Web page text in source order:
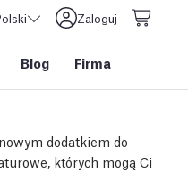
Zaloguj
Blog Firma
dodatkiem do
których mogą Ci